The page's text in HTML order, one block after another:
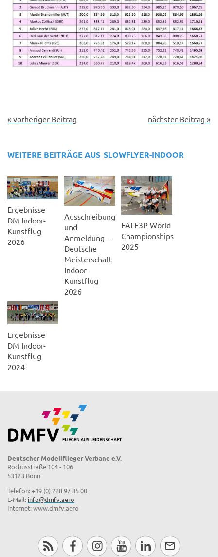
« vorheriger Beitrag nächster Beitrag »
WEITERE BEITRÄGE AUS SLOWFLYER-INDOOR
Ergebnisse
DM Indoor-
Kunstflug
2026
Ausschreibung
und
Anmeldung –
Deutsche
Meisterschaft
Indoor
Kunstflug
2026
FAI F3P World
Championships
2025
Ergebnisse
DM Indoor-
Kunstflug
2024
Deutscher Modellflieger Verband e.V.
Rochusstraße 104 - 106
53123 Bonn
Telefon: +49 (0) 228 97 85 00
E-Mail: info@dmfv.aero
Internet: www.dmfv.aero